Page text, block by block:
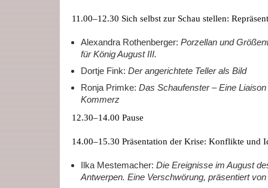
11.00–12.30 Sich selbst zur Schau stellen:
Alexandra Rothenberger: Porzellan und
für König August III.
Dortje Fink: Derangerichtete Teller als Bild
Ronja Primke: Das Schaufenster – Eine
Kommerz
12.30–14.00 Pause
14.00–15.30 Präsentation der Krise: Konflikte und
Ilka Mestemacher: Die Ereignisse im August
Antwerpen. Eine Verschwörung, präsentiert